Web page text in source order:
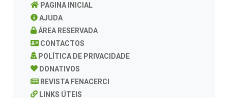
PAGINA INICIAL
AJUDA
ÁREA RESERVADA
CONTACTOS
POLÍTICA DE PRIVACIDADE
DONATIVOS
REVISTA FENACERCI
LINKS ÚTEIS